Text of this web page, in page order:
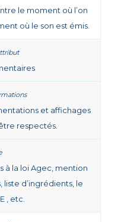
le moment où l’on
où le son est émis.
et affichages
respectés.
à la loi Agec, mention
liste d’ingrédients, le
, etc.